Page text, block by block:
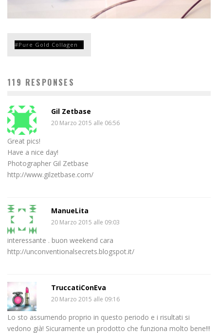
Pure Gold Collagen
119 RESPONSES
Gil Zetbase
20 Marzo 2015 alle 06:56
Great pics!
Have a nice day!
Photographer Gil Zetbase
http://www.gilzetbase.com/
ManueLita
20 Marzo 2015 alle 09:03
interessante . buon weekend cara
http://unconventionalsecrets.blogspot.it/
TruccatiConEva
20 Marzo 2015 alle 09:16
Lo sto assumendo proprio in questo periodo e i risultati si
vedono già! Sicuramente un prodotto che funziona molto bene!!!